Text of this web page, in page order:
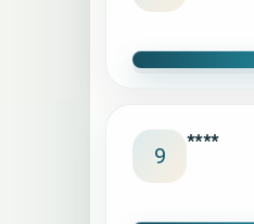
9 ****